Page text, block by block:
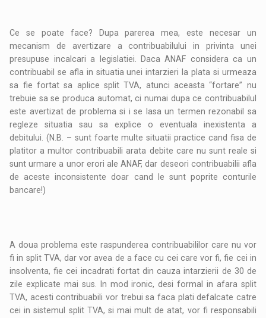
Ce se poate face? Dupa parerea mea, este necesar un
mecanism de avertizare a contribuabilului in privinta unei
presupuse incalcari a legislatiei. Daca ANAF considera ca un
contribuabil se afla in situatia unei intarzieri la plata si urmeaza
sa fie fortat sa aplice split TVA, atunci aceasta “fortare” nu
trebuie sa se produca automat, ci numai dupa ce contribuabilul
este avertizat de problema si i se lasa un termen rezonabil sa
regleze situatia sau sa explice o eventuala inexistenta a
debitului. (N.B. – sunt foarte multe situatii practice cand fisa de
platitor a multor contribuabili arata debite care nu sunt reale si
sunt urmare a unor erori ale ANAF, dar deseori contribuabilii afla
de aceste inconsistente doar cand le sunt poprite conturile
bancare!)
A doua problema este raspunderea contribuabililor care nu vor
fi in split TVA, dar vor avea de a face cu cei care vor fi, fie cei in
insolventa, fie cei incadrati fortat din cauza intarzierii de 30 de
zile explicate mai sus. In mod ironic, desi formal in afara split
TVA, acesti contribuabili vor trebui sa faca plati defalcate catre
cei in sistemul split TVA, si mai mult de atat, vor fi responsabili